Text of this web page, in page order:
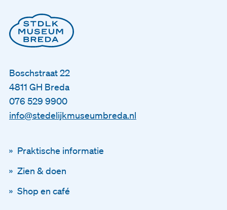
Boschstraat 22
4811 GH Breda
076 529 9900
info@stedelijkmuseumbreda.nl
Praktische informatie
Zien & doen
Shop en café